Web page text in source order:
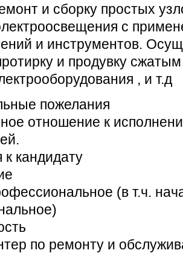
и сборку простых
с
и инструментов.
и продувку
, и т.д
пожелания
отношение к
кандидату
(в т.ч.
по ремонту и